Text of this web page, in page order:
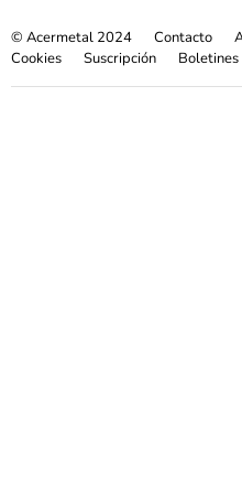
© Acermetal 2024 Contacto
Cookies
Suscripción Boletines